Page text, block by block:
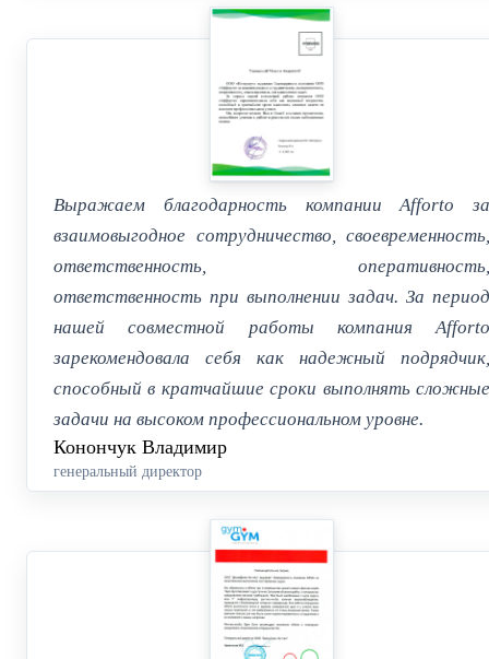
Выражаем благодарность компании Afforto за
взаимовыгодное сотрудничество, своевременность,
ответственность, оперативность,
ответственность при выполнении задач. За период
нашей совместной работы компания Afforto
зарекомендовала себя как надежный подрядчик,
способный в кратчайшие сроки выполнять сложные
задачи на высоком профессиональном уровне.
Конончук Владимир
генеральный директор